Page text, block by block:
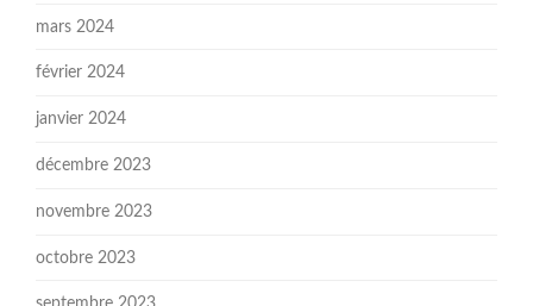
mars 2024
février 2024
janvier 2024
décembre 2023
novembre 2023
octobre 2023